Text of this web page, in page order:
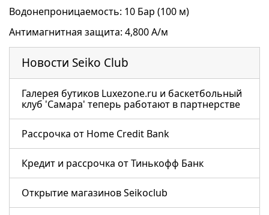
Новости Seiko Club
Галерея бутиков Luxezone.ru и баскетбольный
клуб 'Самара' теперь работают в партнерстве
Рассрочка от Home Credit Bank
Кредит и рассрочка от Тинькофф Банк
Открытие магазинов Seikoclub
Водонепроницаемость: 10 Бар (100 м)
Антимагнитная защита: 4,800 А/м